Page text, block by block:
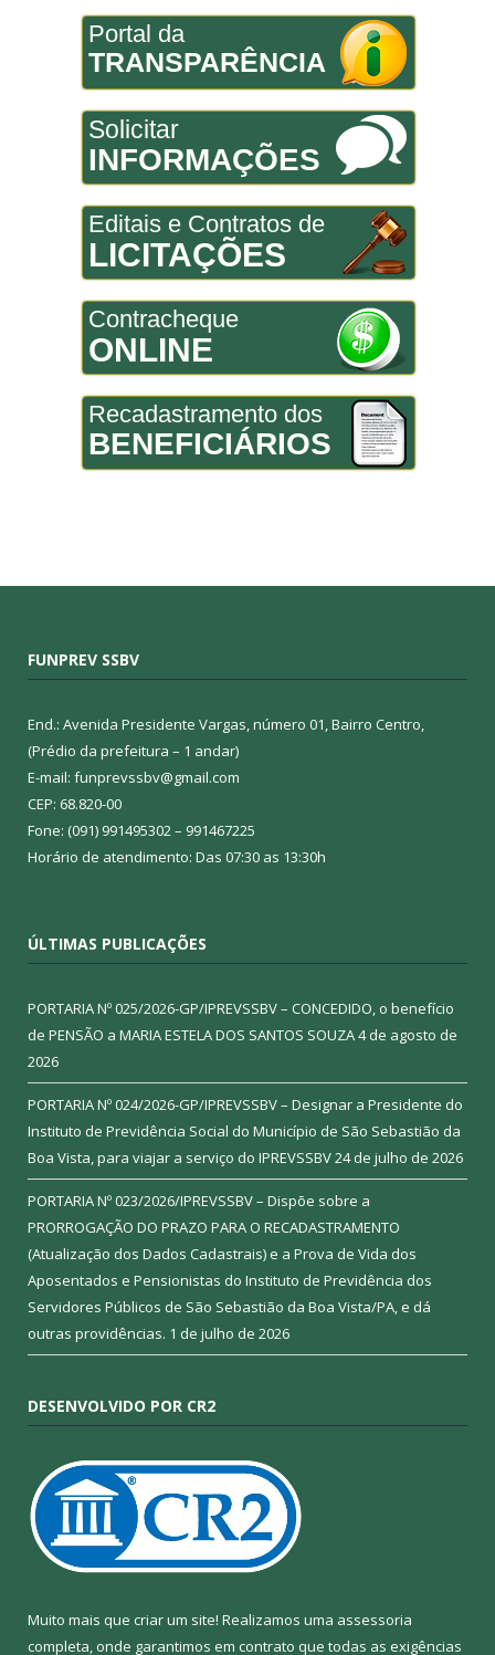
Portal da
TRANSPARÊNCIA
Solicitar
INFORMAÇÕES
Editais e Contratos de
LICITAÇÕES
Contracheque
ONLINE
Recadastramento dos
BENEFICIÁRIOS
FUNPREV SSBV
End.: Avenida Presidente Vargas, número 01, Bairro Centro,
(Prédio da prefeitura – 1 andar)
E-mail: funprevssbv@gmail.com
CEP: 68.820-00
Fone: (091) 991495302 – 991467225
Horário de atendimento: Das 07:30 as 13:30h
ÚLTIMAS PUBLICAÇÕES
PORTARIA Nº 025/2026-GP/IPREVSSBV – CONCEDIDO, o benefício
de PENSÃO a MARIA ESTELA DOS SANTOS SOUZA4 de agosto de
2026
PORTARIA Nº 024/2026-GP/IPREVSSBV – Designar a Presidente do
Instituto de Previdência Social do Município de São Sebastião da
Boa Vista, para viajar a serviço do IPREVSSBV24 de julho de 2026
PORTARIA Nº 023/2026/IPREVSSBV – Dispõe sobre a
PRORROGAÇÃO DO PRAZO PARA O RECADASTRAMENTO
(Atualização dos Dados Cadastrais) e a Prova de Vida dos
Aposentados e Pensionistas do Instituto de Previdência dos
Servidores Públicos de São Sebastião da Boa Vista/PA, e dá
outras providências. 1 de julho de 2026
DESENVOLVIDO POR CR2
Muito mais que criar um site! Realizamos uma assessoria
completa, onde garantimos em contrato que todas as exigências